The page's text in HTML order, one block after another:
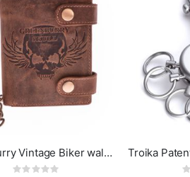
GreenBurry Vintage Biker wallet - Schedel
Rating: